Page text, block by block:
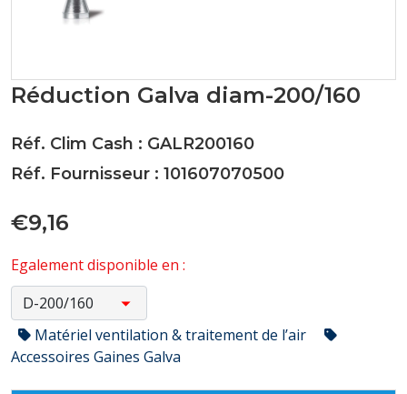
Réduction Galva diam-200/160
Réf. Clim Cash : GALR200160
Réf. Fournisseur : 101607070500
€9,16
Egalement disponible en :
Matériel ventilation & traitement de l’air
Accessoires Gaines Galva